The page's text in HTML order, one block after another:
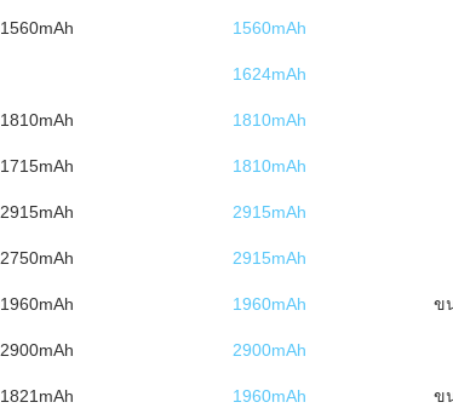
1560mAh 1560mAh
1624mAh
1810mAh 1810mAh
1715mAh 1810mAh
2915mAh 2915mAh
2750mAh 2915mAh
1960mAh 1960mAh ข
2900mAh 2900mAh
1821mAh 1960mAh ข